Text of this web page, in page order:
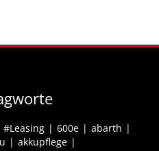
#Leasing 600e
abarth
akkupflege